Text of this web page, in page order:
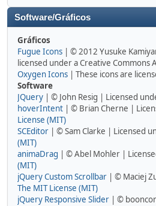
Software/Gráficos
Gráficos
Fugue Icons | © 2012 Yusuke
licensed under a Creative Commons
Oxygen Icons | These icons are
Software
JQuery | © John Resig | Licensed
hoverIntent | © Brian Cherne |
License (MIT)
SCEditor | © Sam Clarke | Licensed
(MIT)
animaDrag | © Abel Mohler |
(MIT)
jQuery Custom Scrollbar | © Maciej
The MIT License (MIT)
jQuery Responsive Slider | ©